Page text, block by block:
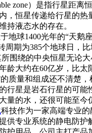
zone）是指行星距离
，恒星传递给行星的热
持液态水的存在。
地球1400光年的“天鹅
周期为385个地球日，
围绕的中央恒星无论
龄大约在60亿岁，比太
的质量和组成还不清楚
行星是岩石行星的可能
量的水，还很可能至今
科技作为一家高端专业
供专业系统的静电防护